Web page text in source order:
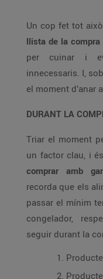
Un cop fet tot
llista de la compra
per cuinar i
innecessaris. I,
el moment d’anar
DURANT LA
Triar el moment
un factor clau, i
comprar amb
recorda que els
passar el mínim
congelador,
seguir durant la